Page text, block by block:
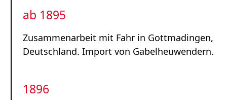
ab 1895
Zusammenarbeit mit Fahr in Gottmadingen,
Deutschland. Import von Gabelheuwendern.
1896